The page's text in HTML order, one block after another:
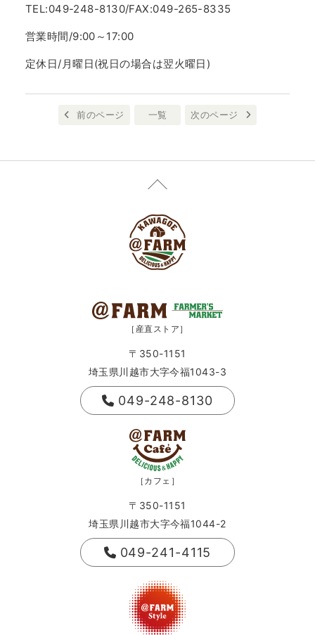
TEL:049-248-8130/FAX:049-265-8335
営業時間/9:00～17:00
定休日/月曜日(祝日の場合は翌火曜日)
前のページ 一覧 次のページ
［産直ストア］
〒350-1151
埼玉県川越市大字今福1043-3
049-248-8130
［カフェ］
〒350-1151
埼玉県川越市大字今福1044-2
049-241-4115